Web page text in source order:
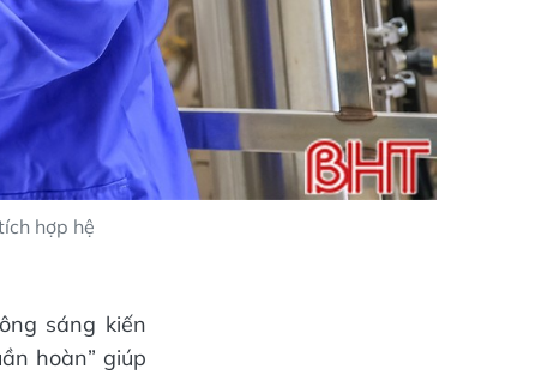
hợp hệ
sáng kiến
hoàn” giúp